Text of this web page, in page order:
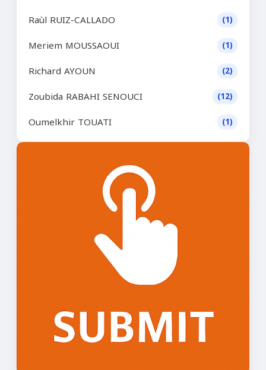
Raùl RUIZ-CALLADO (1)
Meriem MOUSSAOUI (1)
Richard AYOUN (2)
Zoubida RABAHI SENOUCI (12)
Oumelkhir TOUATI (1)